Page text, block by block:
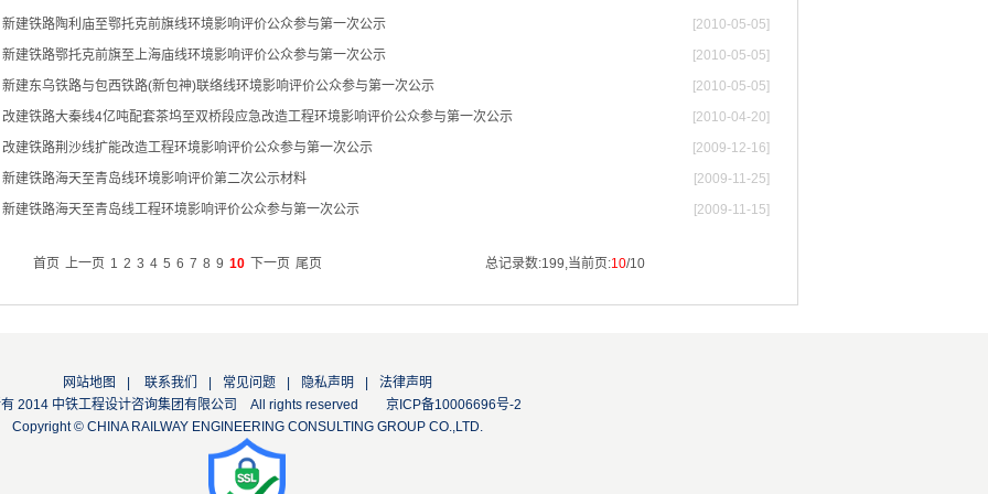
[2010-05-05]
新建铁路陶利庙至鄂托克前旗线环境影响评价公众参与第一次公示
[2010-05-05]
新建铁路鄂托克前旗至上海庙线环境影响评价公众参与第一次公示
[2010-05-05]
新建东乌铁路与包西铁路(新包神)联络线环境影响评价公众参与第一次公示
[2010-04-20]
改建铁路大秦线4亿吨配套茶坞至双桥段应急改造工程环境影响评价公众参与第一次公示
[2009-12-16]
改建铁路荆沙线扩能改造工程环境影响评价公众参与第一次公示
[2009-11-25]
新建铁路海天至青岛线环境影响评价第二次公示材料
[2009-11-15]
新建铁路海天至青岛线工程环境影响评价公众参与第一次公示
首页 上一页 1 2 3 4 5 6 7 8 9 10 下一页 尾页 总记录数:199,当前页:10/10
网站地图 联系我们 常见问题 隐私声明
法律声明
有 2014 中铁工程设计咨询集团有限公司 All rights reserved
京ICP备10006696号-2
Copyright © CHINA RAILWAY ENGINEERING CONSULTING GROUP CO.,LTD.